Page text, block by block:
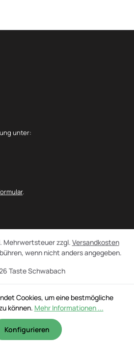
unter:
.
Taste Schwabach
Mehrwertsteuer zzgl. Versandkosten
wenn nicht anders angegeben.
Cookies, um eine bestmögliche
können. Mehr Informationen ...
Konfigurieren